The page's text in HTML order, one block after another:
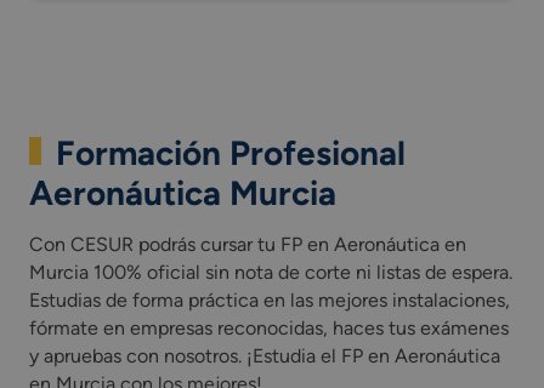
Formación Profesional
Aeronáutica Murcia
Con CESUR podrás cursar tu FP en Aeronáutica en
Murcia 100% oficial sin nota de corte ni listas de espera.
Estudias de forma práctica en las mejores instalaciones,
fórmate en empresas reconocidas, haces tus exámenes
y apruebas con nosotros. ¡Estudia el FP en Aeronáutica